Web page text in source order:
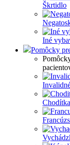
Škrtidlo
Iné
Pomôcky
Chodítka